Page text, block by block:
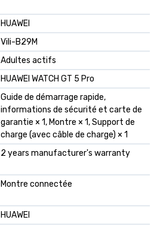
HUAWEI
Vili-B29M
Adultes actifs
HUAWEI WATCH GT 5 Pro
Guide de démarrage rapide,
informations de sécurité et carte de
garantie × 1, Montre × 1, Support de
charge (avec câble de charge) × 1
2 years manufacturer's warranty
Montre connectée
HUAWEI